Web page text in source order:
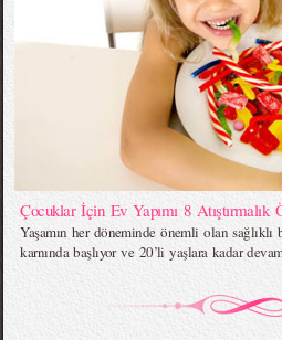
Çocuklar İçin Ev Yapımı 8 Atıştırmalık
Yaşamın her döneminde önemli olan
karnında başlıyor ve 20’li yaşlara kadar